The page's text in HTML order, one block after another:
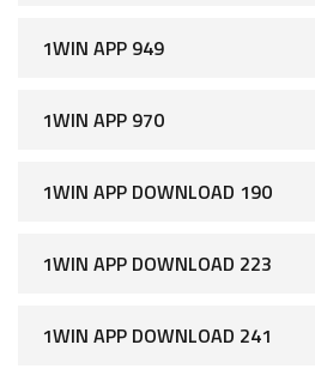
1WIN APP 949
1WIN APP 970
1WIN APP DOWNLOAD 190
1WIN APP DOWNLOAD 223
1WIN APP DOWNLOAD 241